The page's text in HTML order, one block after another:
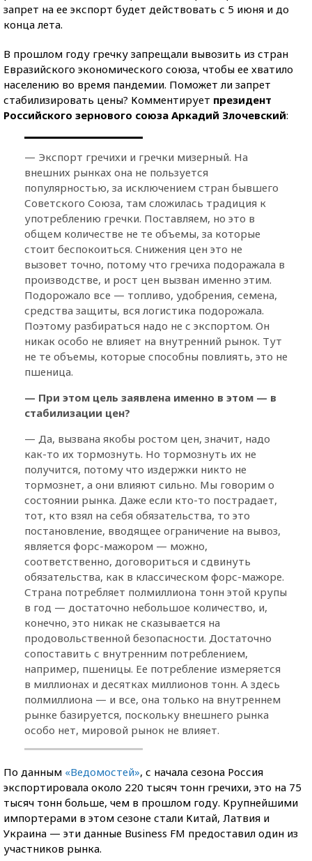
запрет на ее экспорт будет действовать с 5 июня и до
конца лета.
В прошлом году гречку запрещали вывозить из стран
Евразийского экономического союза, чтобы ее хватило
населению во время пандемии. Поможет ли запрет
стабилизировать цены? Комментирует президент
Российского зернового союза Аркадий Злочевский:
— Экспорт гречихи и гречки мизерный. На
внешних рынках она не пользуется
популярностью, за исключением стран бывшего
Советского Союза, там сложилась традиция к
употреблению гречки. Поставляем, но это в
общем количестве не те объемы, за которые
стоит беспокоиться. Снижения цен это не
вызовет точно, потому что гречиха подоражала в
производстве, и рост цен вызван именно этим.
Подорожало все — топливо, удобрения, семена,
средства защиты, вся логистика подорожала.
Поэтому разбираться надо не с экспортом. Он
никак особо не влияет на внутренний рынок. Тут
не те объемы, которые способны повлиять, это не
пшеница.
— При этом цель заявлена именно в этом — в
стабилизации цен?
— Да, вызвана якобы ростом цен, значит, надо
как-то их тормознуть. Но тормознуть их не
получится, потому что издержки никто не
тормознет, а они влияют сильно. Мы говорим о
состоянии рынка. Даже если кто-то пострадает,
тот, кто взял на себя обязательства, то это
постановление, вводящее ограничение на вывоз,
является форс-мажором — можно,
соответственно, договориться и сдвинуть
обязательства, как в классическом форс-мажоре.
Страна потребляет полмиллиона тонн этой крупы
в год — достаточно небольшое количество, и,
конечно, это никак не сказывается на
продовольственной безопасности. Достаточно
сопоставить с внутренним потреблением,
например, пшеницы. Ее потребление измеряется
в миллионах и десятках миллионов тонн. А здесь
полмиллиона — и все, она только на внутреннем
рынке базируется, поскольку внешнего рынка
особо нет, мировой рынок не влияет.
По данным «Ведомостей», с начала сезона Россия
экспортировала около 220 тысяч тонн гречихи, это на 75
тысяч тонн больше, чем в прошлом году. Крупнейшими
импортерами в этом сезоне стали Китай, Латвия и
Украина — эти данные Business FM предоставил один из
участников рынка.